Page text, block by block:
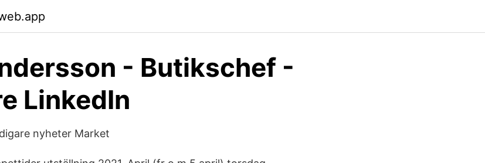
- Butikschef -
LinkedIn
nyheter Market